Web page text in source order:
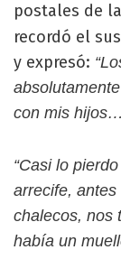
postales de
recordó el
y expresó:
con mis
“Casi lo
arrecife,
chalecos, nos
había un